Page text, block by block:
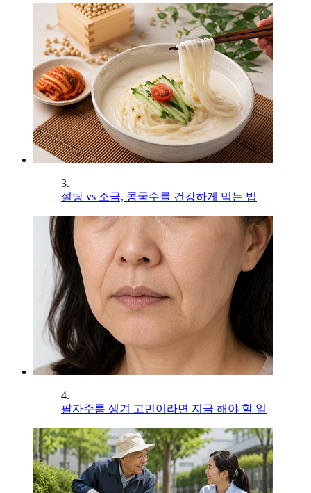
3.
설탕 vs 소금, 콩국수를 건강하게 먹는 법
4.
팔자주름 생겨 고민이라면 지금 해야 할 일